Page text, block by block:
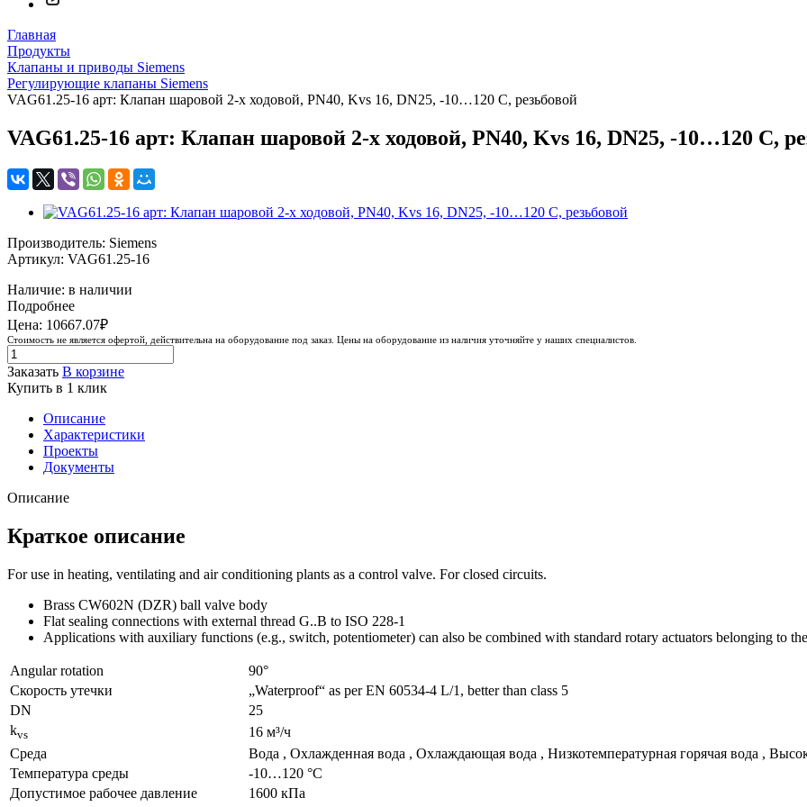
Главная
Продукты
Клапаны и приводы Siemens
Регулирующие клапаны Siemens
VAG61.25-16 арт: Клапан шаровой 2-х ходовой, PN40, Kvs 16, DN25, -10…120 C, резьбовой
VAG61.25-16 арт: Клапан шаровой 2-х ходовой, PN40, Kvs 16, DN25, -10…120 C,
Производитель: Siemens
Артикул: VAG61.25-16
Наличие: в наличии
Подробнее
Цена: 10667.07₽
Стоимость не является офертой, действительна на оборудование под заказ. Цены на оборудование из наличия уточняйте у наших специалистов.
Заказать В корзине
Купить в 1 клик
Описание
Характеристики
Проекты
Документы
Описание
Краткое описание
For use in heating, ventilating and air conditioning plants as a control valve. For closed circuits.
Brass CW602N (DZR) ball valve body
Flat sealing connections with external thread G..B to ISO 228-1
Applications with auxiliary functions (e.g., switch, potentiometer) can also be combined with standard rotary actuators belonging to
Angular rotation
90°
Скорость утечки
„Waterproof“ as per EN 60534-4 L/1, better than class 5
DN
25
kvs
16 м³/ч
Среда
Bодa , Охлажденная вода , Охлаждающая вода , Низкотемпературная горячая вода ,
Температура среды
-10…120 °C
Допустимое рабочее давление
1600 кПа